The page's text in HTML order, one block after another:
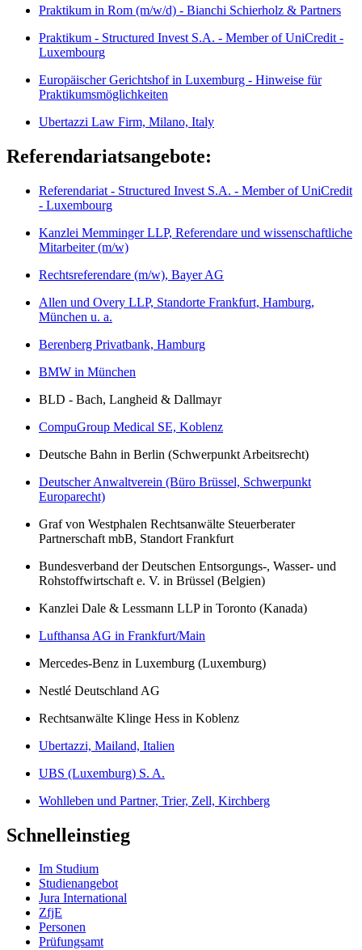
Praktikum in Rom (m/w/d) - Bianchi Schierholz & Partners
Praktikum - Structured Invest S.A. - Member of UniCredit -
Luxembourg
Europäischer Gerichtshof in Luxemburg - Hinweise für
Praktikumsmöglichkeiten
Ubertazzi Law Firm, Milano, Italy
Referendariatsangebote:
Referendariat - Structured Invest S.A. - Member of UniCredit
- Luxembourg
Kanzlei Memminger LLP, Referendare und wissenschaftliche
Mitarbeiter (m/w)
Rechtsreferendare (m/w), Bayer AG
Allen und Overy LLP, Standorte Frankfurt, Hamburg,
München u. a.
Berenberg Privatbank, Hamburg
BMW in München
BLD - Bach, Langheid & Dallmayr
CompuGroup Medical SE, Koblenz
Deutsche Bahn in Berlin (Schwerpunkt Arbeitsrecht)
Deutscher Anwaltverein (Büro Brüssel, Schwerpunkt
Europarecht)
Graf von Westphalen Rechtsanwälte Steuerberater
Partnerschaft mbB, Standort Frankfurt
Bundesverband der Deutschen Entsorgungs-, Wasser- und
Rohstoffwirtschaft e. V. in Brüssel (Belgien)
Kanzlei Dale & Lessmann LLP in Toronto (Kanada)
Lufthansa AG in Frankfurt/Main
Mercedes-Benz in Luxemburg (Luxemburg)
Nestlé Deutschland AG
Rechtsanwälte Klinge Hess in Koblenz
Ubertazzi, Mailand, Italien
UBS (Luxemburg) S. A.
Wohlleben und Partner, Trier, Zell, Kirchberg
Schnelleinstieg
Im Studium
Studienangebot
Jura International
ZfjE
Personen
Prüfungsamt